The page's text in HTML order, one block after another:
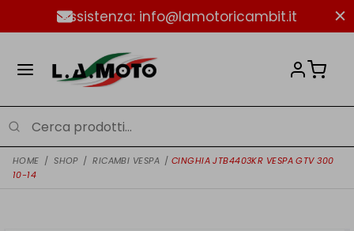
Assistenza: info@lamotoricambit.it
HOME / SHOP / RICAMBI VESPA / CINGHIA JTB4403KR VESPA GTV 300
10-14